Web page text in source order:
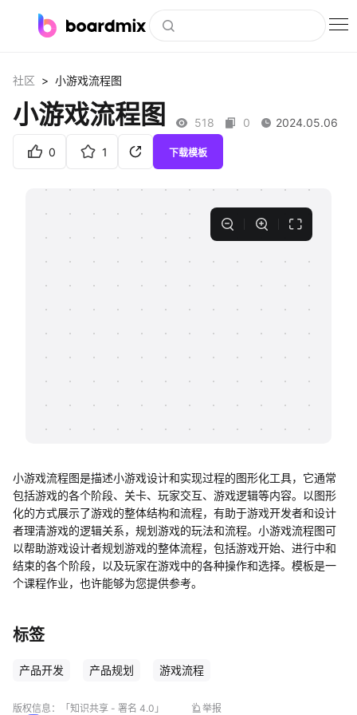
社区资源
私有化部署
帮助中心
社区 > 小游戏流程图
小游戏流程图 518 0 2024.05.06
0 1 下载模板
小游戏流程图是描述小游戏设计和实现过程的图形化工具，它通常
包括游戏的各个阶段、关卡、玩家交互、游戏逻辑等内容。以图形
化的方式展示了游戏的整体结构和流程，有助于游戏开发者和设计
者理清游戏的逻辑关系，规划游戏的玩法和流程。小游戏流程图可
以帮助游戏设计者规划游戏的整体流程，包括游戏开始、进行中和
结束的各个阶段，以及玩家在游戏中的各种操作和选择。模板是一
个课程作业，也许能够为您提供参考。
标签
产品开发 产品规划 游戏流程
版权信息： 「知识共享 - 署名 4.0」 举报